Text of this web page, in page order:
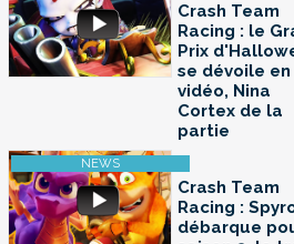
Crash Team
Racing : le
Prix
se dévoile en
vidéo, Nina
Cortex de la
partie
Crash Team
Racing :
débarque